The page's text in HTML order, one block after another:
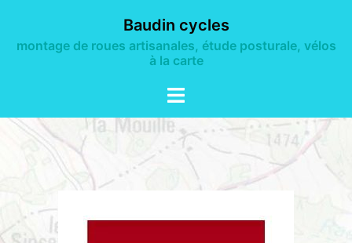
Baudin cycles
montage de roues artisanales, étude posturale, vélos
à la carte